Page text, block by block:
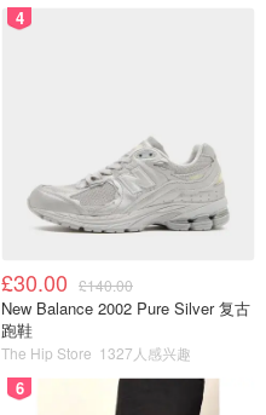
4
£30.00 £140.00
New Balance 2002 Pure Silver 复古
跑鞋
The Hip Store 1327人感兴趣
6